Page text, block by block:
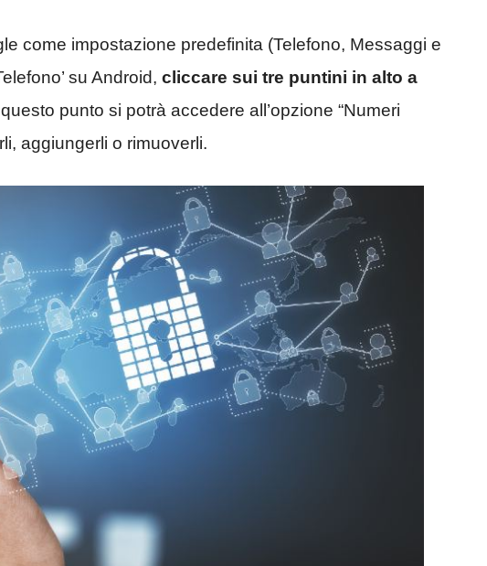
come impostazione predefinita (Telefono, Messaggi e
su Android, cliccare sui tre puntini in alto a
punto si potrà accedere all’opzione “Numeri
aggiungerli o rimuoverli.